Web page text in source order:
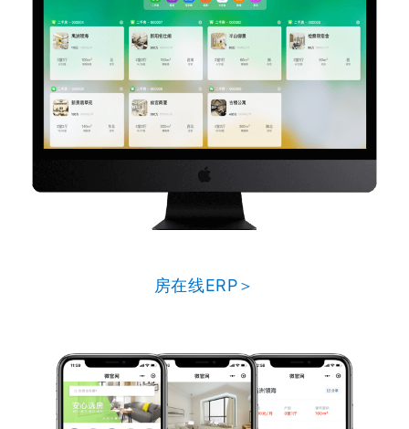
房在线ERP＞